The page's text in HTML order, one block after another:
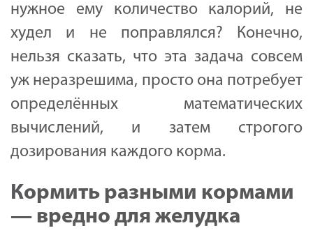
нужное ему количество калорий, не
худел и не поправлялся? Конечно,
нельзя сказать, что эта задача совсем
уж неразрешима, просто она потребует
определённых математических
вычислений, и затем строгого
дозирования каждого корма.
Кормить разными кормами
— вредно для желудка